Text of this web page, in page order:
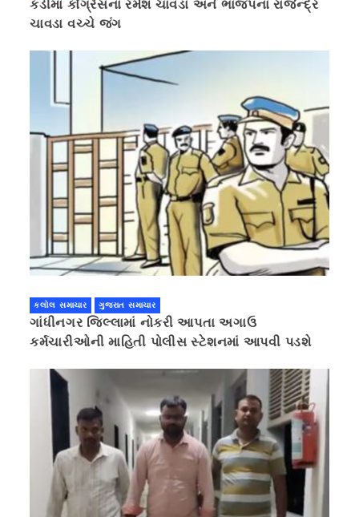
કડીમાં કોંગ્રેસના રમેશ ચાવડા અને ભાજપના રાજેન્દ્ર
ચાવડા વચ્ચે જંગ
કલોલ સમાચાર ગુજરાત સમાચાર
ગાંધીનગર જિલ્લામાં નોકરી આપતા અગાઉ
કર્મચારીઓની માહિતી પોલીસ સ્ટેશનમાં આપવી પડશે